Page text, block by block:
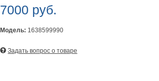
7000 руб.
Модель: 1638599990
Задать вопрос о товаре